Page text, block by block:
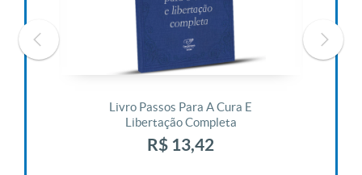
Livro Passos Para A Cura E
Libertação Completa
R$ 13,42